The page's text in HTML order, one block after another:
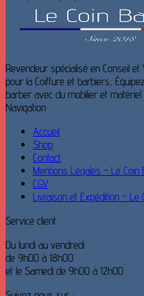
Revendeur spécialisé en Conseil
pour la Coiffure et barbiers,
barber avec du mobilier et matériel
Navigation
Accueil
Shop
Contact
Mentions Légales – Le Coin
CGV
Livraison et Expédition – Le
Service client
Du lundi au vendredi
de 9h00 à 18h00
et le Samedi de 9h00 à 12h00